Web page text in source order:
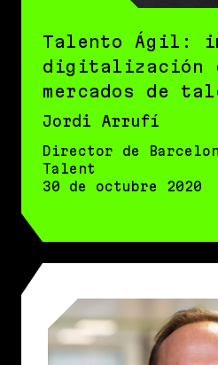
Talento Ágil:
digitalización
mercados de
Jordi Arrufí
Director de
Talent
30 de octubre 2020